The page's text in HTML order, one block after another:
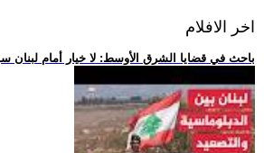
اخر الافلام
.. باحث في قضايا الشرق الأوسط: لا خيار أمام لبنان